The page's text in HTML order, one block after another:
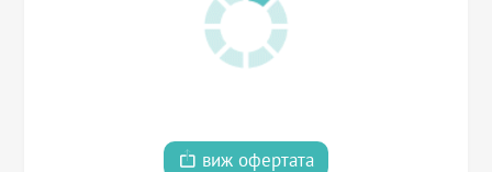
виж офертата